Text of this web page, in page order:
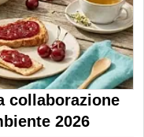
collaborazione
2026